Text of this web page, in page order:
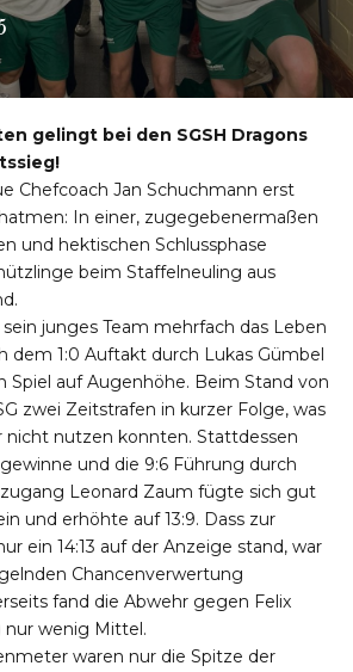
gelingt bei den SGSH Dragons
Chefcoach Jan Schuchmann erst
In einer, zugegebenermaßen
und hektischen Schlussphase
beim Staffelneuling aus
junges Team mehrfach das Leben
dem 1:0 Auftakt durch Lukas Gümbel
Spiel auf Augenhöhe. Beim Stand von
zwei Zeitstrafen in kurzer Folge, was
nicht nutzen konnten. Stattdessen
und die 9:6 Führung durch
Leonard Zaum fügte sich gut
und erhöhte auf 13:9. Dass zur
ein 14:13 auf der Anzeige stand, war
Chancenverwertung
fand die Abwehr gegen Felix
nur wenig Mittel.
waren nur die Spitze der